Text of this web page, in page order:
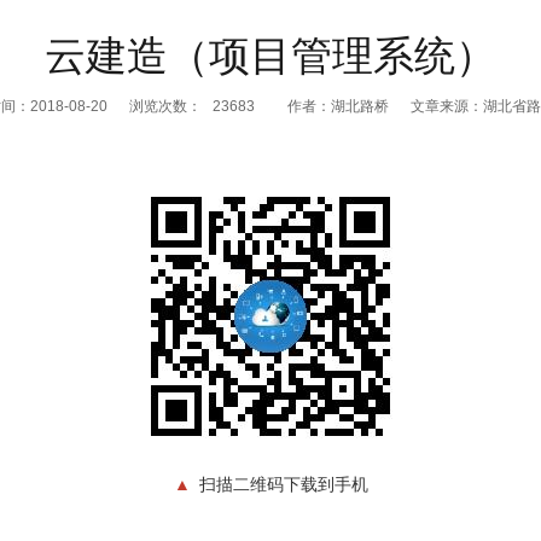
云建造（项目管理系统）
：2018-08-20 浏览次数： 23683 作者：湖北路桥 文章来源：湖北省
▲ 扫描二维码下载到手机